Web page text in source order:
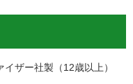
ザー社製（12歳以上）